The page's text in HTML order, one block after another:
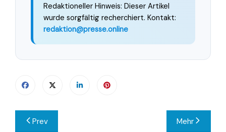
Redaktioneller Hinweis: Dieser Artikel
wurde sorgfältig recherchiert. Kontakt:
redaktion@presse.online
Beitragsnavigation
Prev Mehr